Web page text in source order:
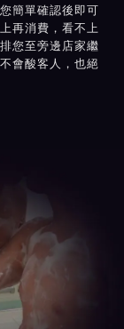
簡單確認後即可
再消費，看不上
您至旁邊店家繼
會酸客人，也絕